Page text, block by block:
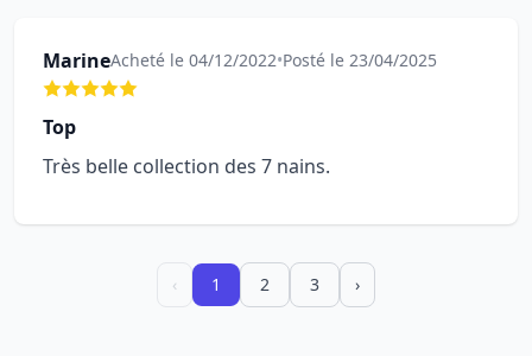
MarineAcheté le 04/12/2022•Posté le 23/04/2025
Top
Très belle collection des 7 nains.
‹ 1 2 3 ›